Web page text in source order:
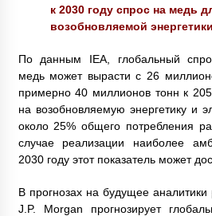
к 2030 году спрос на медь
возобновляемой
По данным IEA, глобальный
медь может вырасти с 26
примерно 40 миллионов тонн к
на возобновляемую энергетику и
около 25% общего потребления
случае реализации наиболее
2030 году этот показатель может
В прогнозах на будущее аналитики
J.P. Morgan прогнозирует